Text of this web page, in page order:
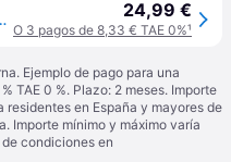
Mars - para Sin clasificar - Standard 24,99 €
O 3 pagos de 8,33 € TAE 0%¹
Ejemplo de pago para una
TAE 0 %. Plazo: 2 meses. Importe
en España y mayores de
Importe mínimo y máximo varía
condiciones en